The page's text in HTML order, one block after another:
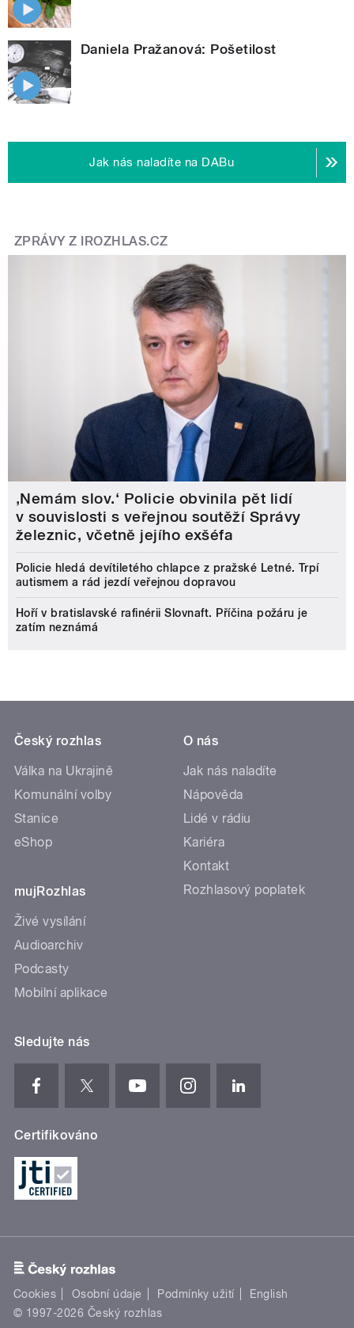
Daniela Pražanová: Pošetilost
Jak nás naladíte na DABu
ZPRÁVY Z IROZHLAS.CZ
‚Nemám slov.‘ Policie obvinila pět lidí
v souvislosti s veřejnou soutěží Správy
železnic, včetně jejího exšéfa
Policie hledá devítiletého chlapce z pražské Letné. Trpí
autismem a rád jezdí veřejnou dopravou
Hoří v bratislavské rafinérii Slovnaft. Příčina požáru je
zatím neznámá
Český rozhlas
Válka na Ukrajině
Komunální volby
Stanice
eShop
mujRozhlas
Živé vysílání
Audioarchiv
Podcasty
Mobilní aplikace
O nás
Jak nás naladíte
Nápověda
Lidé v rádiu
Kariéra
Kontakt
Rozhlasový poplatek
Sledujte nás
Certifikováno
Cookies Osobní údaje Podmínky užití
English
© 1997-2026 Český rozhlas